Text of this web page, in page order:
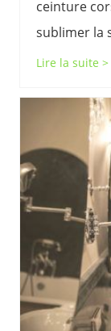
ceinture
sublimer la
Lire la suite >